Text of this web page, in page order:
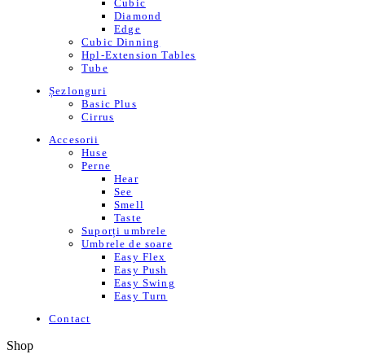
Cubic
Diamond
Edge
Cubic Dinning
Hpl-Extension Tables
Tube
Șezlonguri
Basic Plus
Cirrus
Accesorii
Huse
Perne
Hear
See
Smell
Taste
Suporți umbrele
Umbrele de soare
Easy Flex
Easy Push
Easy Swing
Easy Turn
Contact
Shop